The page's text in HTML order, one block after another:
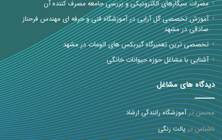
مضرات سیگارهای الکترونیکی و بررسی جامعه مصرف کننده آن
آموزش تخصصی گل آرایی در آموزشگاه فنی و حرفه ای مهندس فرحناز
صادقی در مشهد
تخصصی ترین تعمیرگاه گیربکس های اتومات در مشهد
آشنایی با مشاغل حوزه حیوانات خانگی
دیدگاه های مشاغل
محسندرآموزشگاه رانندگی ارشاد
ناشناسدرپالت رنگی